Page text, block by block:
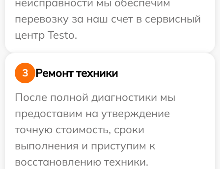
перевозку за наш счет в сервисный
центр Testo.
3
Ремонт техники
После полной диагностики мы
предоставим на утверждение
точную стоимость, сроки
выполнения и приступим к
восстановлению техники.